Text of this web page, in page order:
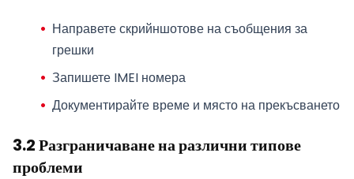
Направете скрийншотове на съобщения за
грешки
Запишете IMEI номера
Документирайте време и място на прекъсването
3.2 Разграничаване на различни типове
проблеми